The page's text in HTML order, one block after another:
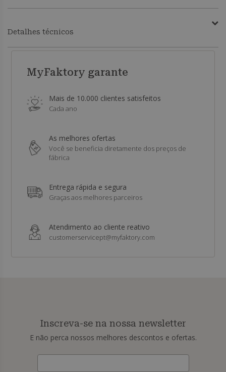
Detalhes técnicos
MyFaktory garante
Mais de 10.000 clientes satisfeitos
Cada ano
As melhores ofertas
Você se beneficia diretamente dos preços de
fábrica
Entrega rápida e segura
Graças aos melhores parceiros
Atendimento ao cliente reativo
customerservicept@myfaktory.com
Inscreva-se na nossa newsletter
E não perca nossos melhores descontos e ofertas.